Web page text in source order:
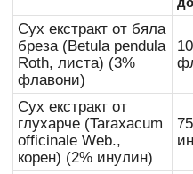
Сух екстракт от бяла
бреза (Betula pendula
Roth, листа) (3%
флавони)
Сух екстракт от
глухарче (Taraxacum
officinale Web.,
корен) (2% инулин)